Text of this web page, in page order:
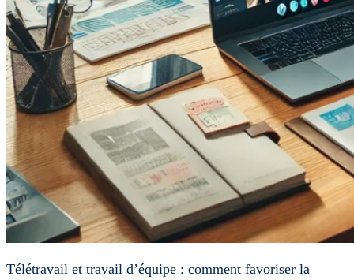
Télétravail et travail d’équipe : comment favoriser la